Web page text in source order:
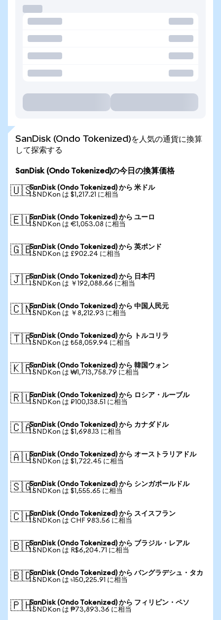
SanDisk (Ondo Tokenized)を人気の通貨に換算
して探索する
SanDisk (Ondo Tokenized)の今日の換算価格
🇺🇸SanDisk (Ondo Tokenized) から 米ドル
1 SNDKon は $1,217.21 に相当
🇪🇺SanDisk (Ondo Tokenized) から ユーロ
1 SNDKon は €1,053.08 に相当
🇬🇧SanDisk (Ondo Tokenized) から 英ポンド
1 SNDKon は £902.24 に相当
🇯🇵SanDisk (Ondo Tokenized) から 日本円
1 SNDKon は ￥192,088.66 に相当
🇨🇳SanDisk (Ondo Tokenized) から 中国人民元
1 SNDKon は ￥8,212.93 に相当
🇹🇷SanDisk (Ondo Tokenized) から トルコリラ
1 SNDKon は ₺58,059.94 に相当
🇰🇷SanDisk (Ondo Tokenized) から 韓国ウォン
1 SNDKon は ₩1,713,758.79 に相当
🇷🇺SanDisk (Ondo Tokenized) から ロシア・ルーブル
1 SNDKon は ₽100,138.51 に相当
🇨🇦SanDisk (Ondo Tokenized) から カナダドル
1 SNDKon は $1,698.13 に相当
🇦🇺SanDisk (Ondo Tokenized) から オーストラリアドル
1 SNDKon は $1,722.45 に相当
🇸🇬SanDisk (Ondo Tokenized) から シンガポールドル
1 SNDKon は $1,555.65 に相当
🇨🇭SanDisk (Ondo Tokenized) から スイスフラン
1 SNDKon は CHF 983.56 に相当
🇧🇷SanDisk (Ondo Tokenized) から ブラジル・レアル
1 SNDKon は R$6,204.71 に相当
🇧🇩SanDisk (Ondo Tokenized) から バングラデシュ・タカ
1 SNDKon は ৳150,225.91 に相当
🇵🇭SanDisk (Ondo Tokenized) から フィリピン・ペソ
1 SNDKon は ₱73,893.36 に相当